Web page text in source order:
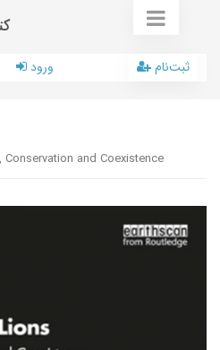
ورود ثبت‌نام
and Coexistence